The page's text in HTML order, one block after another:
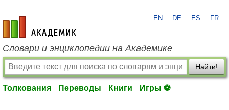
academic.ru
EN DE ES FR
Словари и энциклопедии на Академике
Найти!
Толкования Переводы Книги Игры ⚽